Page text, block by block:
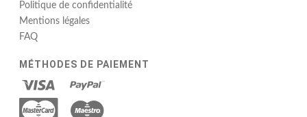
Politique de confidentialité
Mentions légales
FAQ
MÉTHODES DE PAIEMENT